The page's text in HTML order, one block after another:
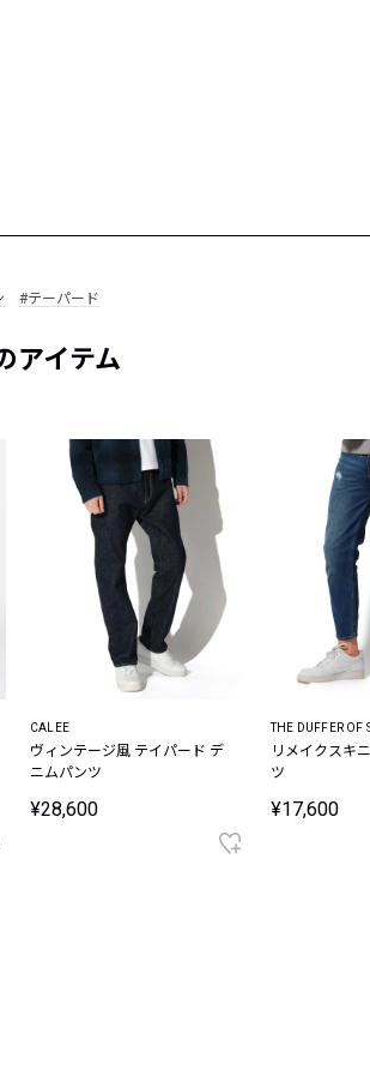
#テーパード
アイテム
CALEE
ヴィンテージ風 テイパード デ
ニムパンツ
¥28,600
THE DUFFER OF
リメイクスキ
ツ
¥17,600